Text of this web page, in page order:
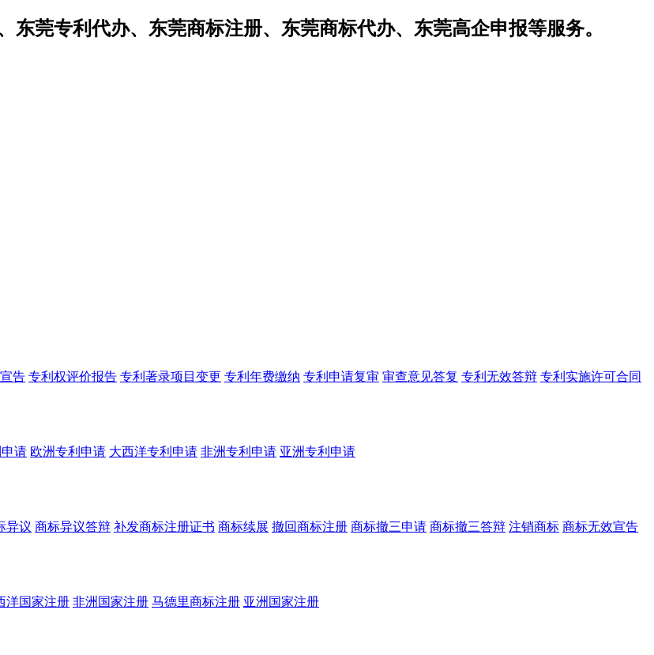
莞专利代办、东莞商标注册、东莞商标代办、东莞高企申报等服务。
告 专利权评价报告 专利著录项目变更 专利年费缴纳 专利申请复审 审查意见答复 专利无效答辩 专利实施许可合同
请 欧洲专利申请 大西洋专利申请 非洲专利申请 亚洲专利申请
异议 商标异议答辩 补发商标注册证书 商标续展 撤回商标注册 商标撤三申请 商标撤三答辩 注销商标 商标无效宣告
洋国家注册 非洲国家注册 马德里商标注册 亚洲国家注册